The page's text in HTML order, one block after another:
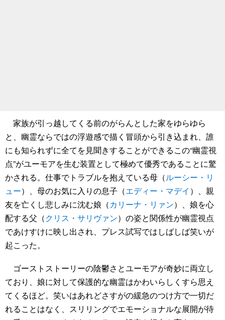
家族が引っ越してくる前のがらんとした家をゆらゆら
と、幽霊ならではの浮遊感で描く冒頭から引き込まれ、誰
にも知られずに全てを見聞きすることができるこの“幽霊視
点”がユーモアを生む装置として極めて優秀であることに驚
かされる。仕事でトラブルを抱えている母（ルーシー・リ
ュー）、母のお気に入りの息子（エディー・マデイ ）、親
友を亡くし悲しみに沈む娘（カリーナ・リァン）、娘を心
配する父（クリス・サリヴァン）の姿と関係性が幽霊視点
であけすけに映し出され、プレス試写ではしばしば笑いが
起こった。
ゴーストストーリーの陰鬱さとユーモアが奇妙に両立し
ており、娘に対して保護的な幽霊はかわいらしくすら思え
てくるほど。笑いはあれどさすがの緩急のつけ方で一切だ
れることはなく、スリリングでエモーショナルな展開が待